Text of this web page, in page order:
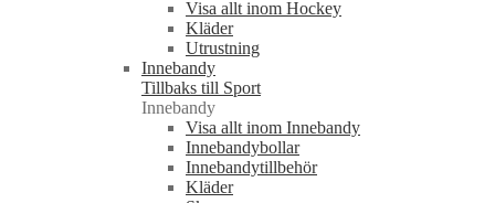
Visa allt inom Hockey
Kläder
Utrustning
Innebandy
Tillbaks till Sport
Innebandy
Visa allt inom Innebandy
Innebandybollar
Innebandytillbehör
Kläder